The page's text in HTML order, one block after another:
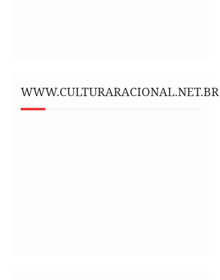
WWW.CULTURARACIONAL.NET.BR